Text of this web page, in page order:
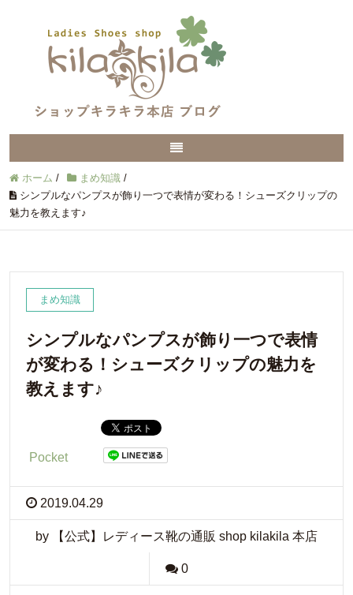
ホーム / まめ知識 /
シンプルなパンプスが飾り一つで表情が変わる！シューズクリップの
魅力を教えます♪
まめ知識
シンプルなパンプスが飾り一つで表情
が変わる！シューズクリップの魅力を
教えます♪
Pocket
2019.04.29
by 【公式】レディース靴の通販 shop kilakila 本店
0